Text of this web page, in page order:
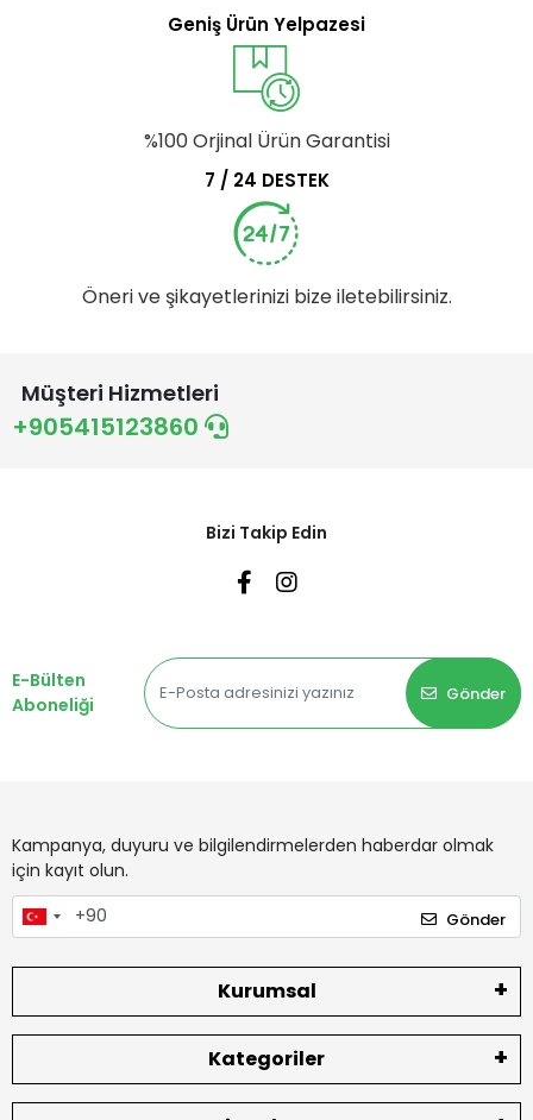
Geniş Ürün Yelpazesi
%100 Orjinal Ürün Garantisi
7 / 24 DESTEK
Öneri ve şikayetlerinizi bize iletebilirsiniz.
Müşteri Hizmetleri
+905415123860
Bizi Takip Edin
E-Bülten
Aboneliği
Gönder
Kampanya, duyuru ve bilgilendirmelerden haberdar olmak
için kayıt olun.
Gönder
Kurumsal
Kategoriler